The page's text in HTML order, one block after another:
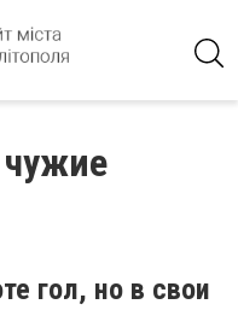
гол, но в свои